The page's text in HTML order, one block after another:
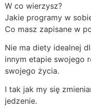
W co wierzysz?
Jakie programy w
Co masz zapisane w
Nie ma diety idealnej
innym etapie swojego
swojego życia.
I tak jak my się
jedzenie.